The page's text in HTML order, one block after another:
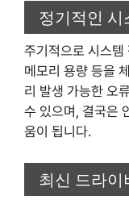
정기적인 시
주기적으로 시스템
메모리 용량 등을
리 발생 가능한 오
수 있으며, 결국은
움이 됩니다.
최신 드라이